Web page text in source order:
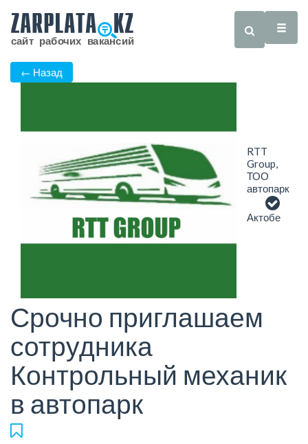
← Назад
RTT
Group,
ТОО
автопарк
Актобе
Срочно приглашаем
сотрудника
Контрольный механик
в автопарк